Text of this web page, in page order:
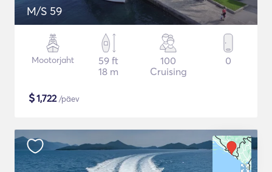
M/S 59
Mootorjaht
59 ft
18 m
100
Cruising
0
$1,722/päev